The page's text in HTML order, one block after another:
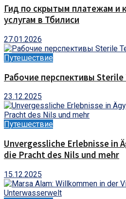
Гид по скрытым платежам и
услугам в Тбилиси
27.01.2026
Путешествие
Рабочие перспективы
23.12.2025
Путешествие
Unvergessliche Erlebnisse in
die Pracht des Nils und mehr
15.12.2025